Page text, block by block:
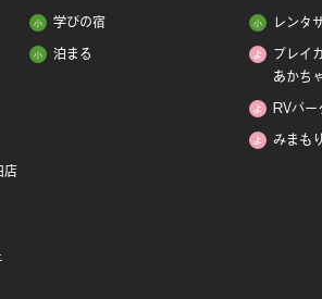
店
学びの宿
泊まる
レンタ
プレイ
あかち
RVパー
みまも